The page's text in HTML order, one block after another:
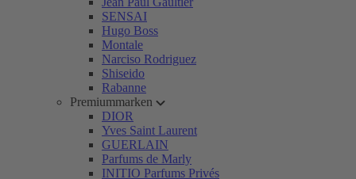
SENSAI
Hugo Boss
Montale
Narciso Rodriguez
Shiseido
Rabanne
Premiummarken
DIOR
Yves Saint Laurent
GUERLAIN
Parfums de Marly
INITIO Parfums Privés